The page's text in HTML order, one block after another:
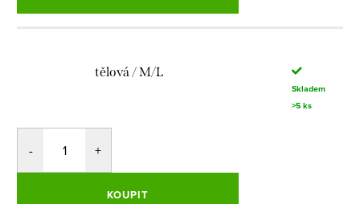
tělová / M/L
Skladem
>5 ks
KOUPIT